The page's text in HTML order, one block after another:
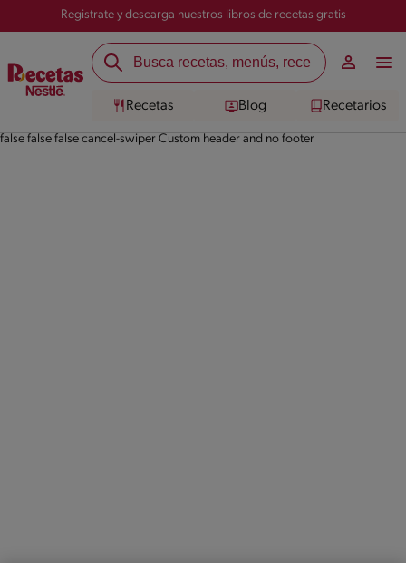
Registrate y descarga nuestros libros de recetas gratis
Recetas Blog Recetarios
false false false cancel-swiper Custom header and no footer